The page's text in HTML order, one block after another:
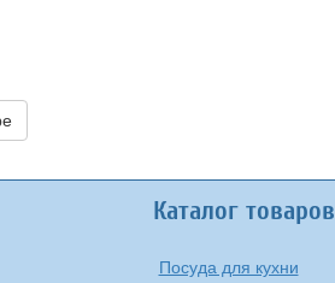
Каталог товаров
Посуда для кухни